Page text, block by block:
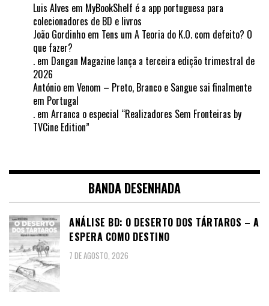
Luis Alves em MyBookShelf é a app portuguesa para
colecionadores de BD e livros
João Gordinho em Tens um A Teoria do K.O. com defeito? O
que fazer?
. em Dangan Magazine lança a terceira edição trimestral de
2026
António em Venom – Preto, Branco e Sangue sai finalmente
em Portugal
. em Arranca o especial “Realizadores Sem Fronteiras by
TVCine Edition”
BANDA DESENHADA
ANÁLISE BD: O DESERTO DOS TÁRTAROS – A
ESPERA COMO DESTINO
7 DE AGOSTO, 2026